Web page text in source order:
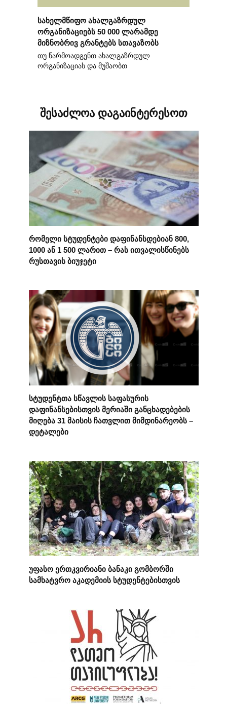
სახელმწიფო ახალგაზრდულ
ორგანიზაციებს 50 000 ლარამდე
მიზნობრივ გრანტებს სთავაზობს
თუ წარმოადგენთ ახალგაზრდულ
ორგანიზაციას და მუშაობთ
შესაძლოა დაგაინტერესოთ
რომელი სტუდენტები დაფინანსდებიან 800,
1000 ან 1 500 ლარით – რას ითვალისწინებს
რუსთავის ბიუჯეტი
სტუდენტთა სწავლის საფასურის
დაფინანსებისთვის მერიაში განცხადებების
მიღება 31 მაისის ჩათვლით მიმდინარეობს –
დეტალები
უფასო ერთკვირიანი ბანაკი გომბორში
სამხატვრო აკადემიის სტუდენტებისთვის